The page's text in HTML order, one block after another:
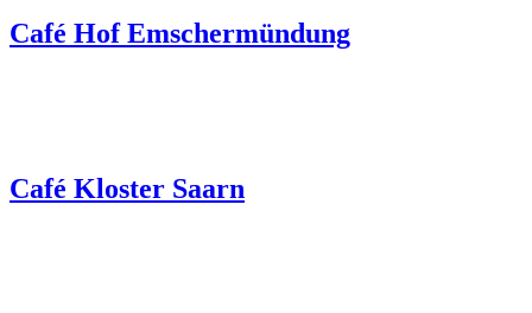
Café Hof Emschermündung
Café Kloster Saarn